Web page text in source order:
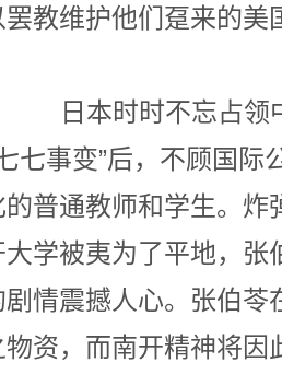
至以罢教维护他
占领中国，把
七事变”后，不顾国
普通教师和学生。炸
学被夷为了平地，张
情震撼人心。张伯苓
资，而南开精神将因